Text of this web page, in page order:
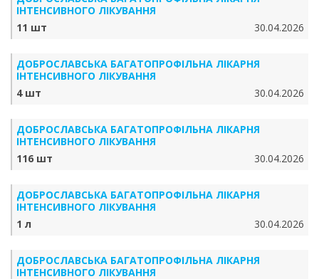
ІНТЕНСИВНОГО ЛІКУВАННЯ
11 шт
30.04.2026
ДОБРОСЛАВСЬКА БАГАТОПРОФІЛЬНА ЛІКАРНЯ
ІНТЕНСИВНОГО ЛІКУВАННЯ
4 шт
30.04.2026
ДОБРОСЛАВСЬКА БАГАТОПРОФІЛЬНА ЛІКАРНЯ
ІНТЕНСИВНОГО ЛІКУВАННЯ
116 шт
30.04.2026
ДОБРОСЛАВСЬКА БАГАТОПРОФІЛЬНА ЛІКАРНЯ
ІНТЕНСИВНОГО ЛІКУВАННЯ
1 л
30.04.2026
ДОБРОСЛАВСЬКА БАГАТОПРОФІЛЬНА ЛІКАРНЯ
ІНТЕНСИВНОГО ЛІКУВАННЯ